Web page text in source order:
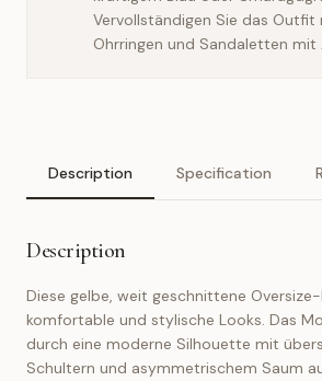
Vervollständigen Sie das Outfit
Ohrringen und Sandaletten mit
Description Specification
Description
Diese gelbe, weit geschnittene
komfortable und stylische Looks. Das
durch eine moderne Silhouette mit
Schultern und asymmetrischem Saum